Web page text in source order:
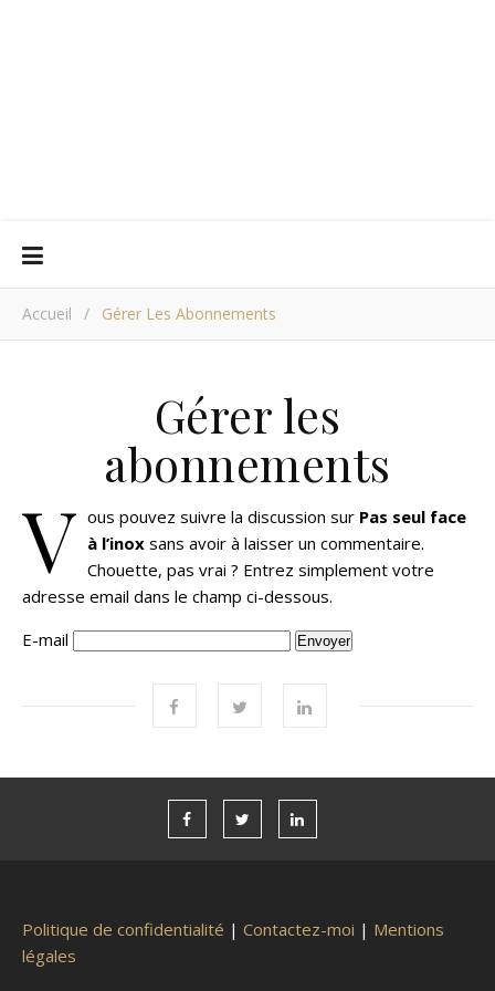
Accueil / Gérer Les Abonnements
Gérer les
abonnements
V ous pouvez suivre la discussion sur Pas seul face
à l’inox sans avoir à laisser un commentaire.
Chouette, pas vrai ? Entrez simplement votre
adresse email dans le champ ci-dessous.
E-mail
Politique de confidentialité | Contactez-moi | Mentions
légales